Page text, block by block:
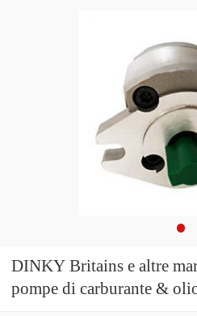
DINKY Britains e altre
pompe di carburante &